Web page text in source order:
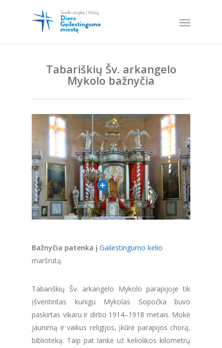
Tabariškių Šv. arkangelo
Mykolo bažnyčia
Bažnyčia patenka į Gailestingumo kelio
maršrutą.
Tabariškių Šv. arkangelo Mykolo parapijoje tik
įšventintas kunigu Mykolas Sopočka buvo
paskirtas vikaru ir dirbo 1914–1918 metais. Mokė
jaunimą ir vaikus religijos, įkūrė parapijos chorą,
biblioteką. Taip pat lankė už keliolikos kilometrų